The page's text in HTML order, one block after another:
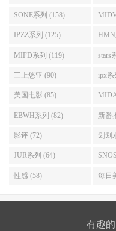
SONE系列 (158)
IPZZ系列 (125) HMN
MIFD系列 (119) stars
三上悠亚 (90) ipx系
美国电影 (85)
EBWH系列 (82) 新番
影评 (72) 划划
JUR系列 (64)
性感 (58) 每日
有趣